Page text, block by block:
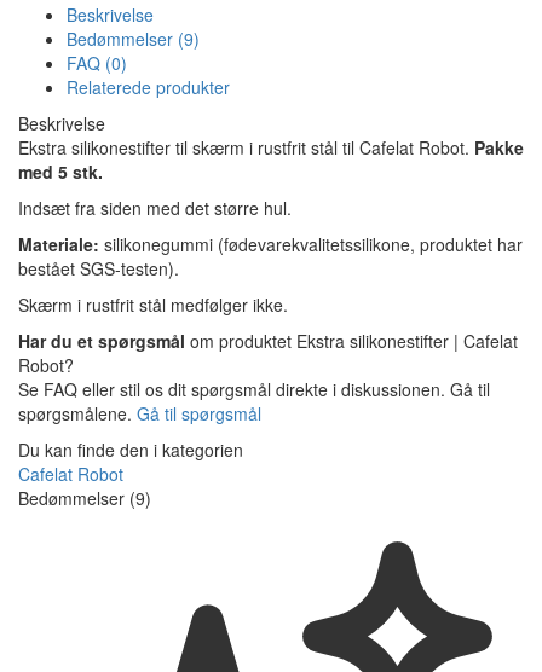
Beskrivelse
Bedømmelser (9)
FAQ (0)
Relaterede produkter
Beskrivelse
Ekstra silikonestifter til skærm i rustfrit stål til Cafelat Robot. Pakke
med 5 stk.
Indsæt fra siden med det større hul.
Materiale: silikonegummi (fødevarekvalitetssilikone, produktet har
bestået SGS-testen).
Skærm i rustfrit stål medfølger ikke.
Har du et spørgsmål om produktet Ekstra silikonestifter | Cafelat
Robot?
Se FAQ eller stil os dit spørgsmål direkte i diskussionen. Gå til
spørgsmålene. Gå til spørgsmål
Du kan finde den i kategorien
Cafelat Robot
Bedømmelser (9)